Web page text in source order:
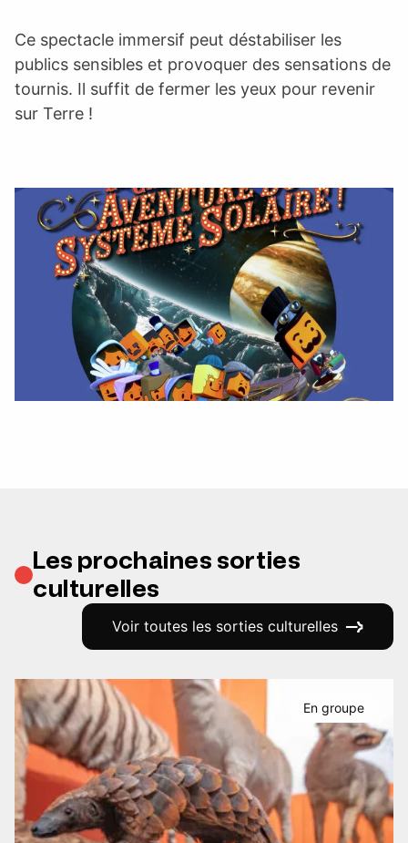
Ce spectacle immersif peut déstabiliser les
publics sensibles et provoquer des sensations de
tournis. Il suffit de fermer les yeux pour revenir
sur Terre !
Les prochaines sorties
culturelles
Voir toutes les sorties culturelles
En groupe